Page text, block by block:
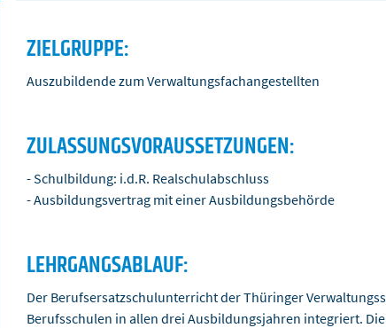
ZIELGRUPPE:
Auszubildende zum Verwaltungsfachangestellten
ZULASSUNGSVORAUSSETZUNGEN:
- Schulbildung: i.d.R. Realschulabschluss
- Ausbildungsvertrag mit einer Ausbildungsbehörde
LEHRGANGSABLAUF:
Der Berufsersatzschulunterricht der Thüringer
Berufsschulen in allen drei Ausbildungsjahren integriert.